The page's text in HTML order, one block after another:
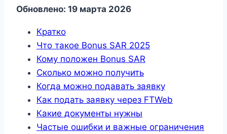
Обновлено: 19 марта 2026
Кратко
Что такое Bonus SAR 2025
Кому положен Bonus SAR
Сколько можно получить
Когда можно подавать заявку
Как подать заявку через FTWeb
Какие документы нужны
Частые ошибки и важные ограничения